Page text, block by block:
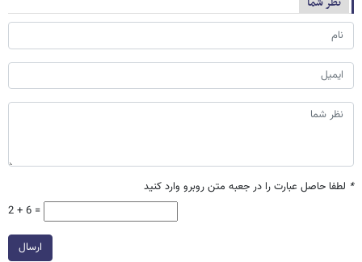
* لطفا حاصل عبارت را در جعبه متن روبرو وارد کنید
2 + 6 =
ارسال